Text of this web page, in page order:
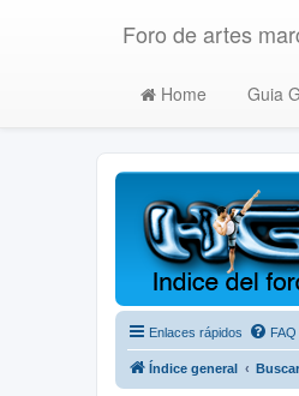
Foro de artes
Home Guia
Enlaces rápidos FAQ
Índice general Buscar